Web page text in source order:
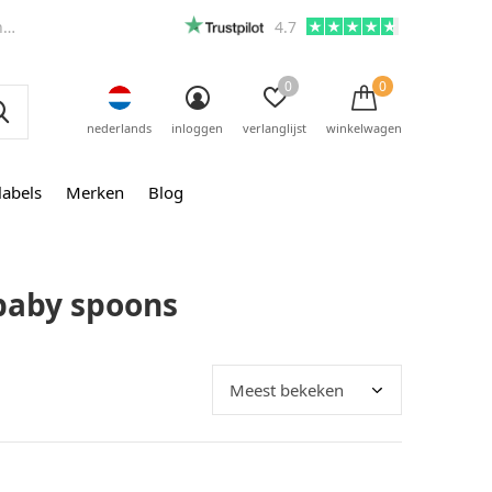
Merken Blog
nederlands inloggen verlanglijst
0
winkelwagen
0
4.7
spoons